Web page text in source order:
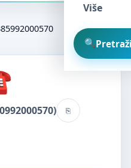
Više